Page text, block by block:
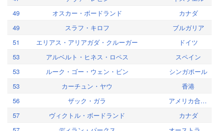
49
オスカー・ボードランド
カナダ
49
スラフ・キロフ
ブルガリア
51
エリアス・アリアガダ・クルーガー
ドイツ
53
アルベルト・ヒネス・ロペス
スペイン
53
ルーク・ゴー・ウェン・ビン
シンガポール
53
カーチュン・ヤウ
香港
56
ザック・ガラ
アメリカ合衆国
57
ヴィクトル・ボードランド
カナダ